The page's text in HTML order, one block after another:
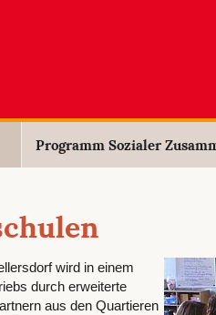
Programm Sozialer
wird in einem
durch erweiterte
aus den Quartieren